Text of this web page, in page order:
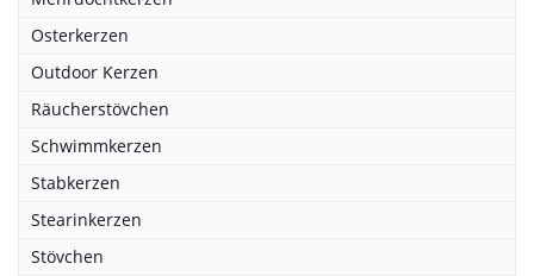
Osterkerzen
Outdoor Kerzen
Räucherstövchen
Schwimmkerzen
Stabkerzen
Stearinkerzen
Stövchen